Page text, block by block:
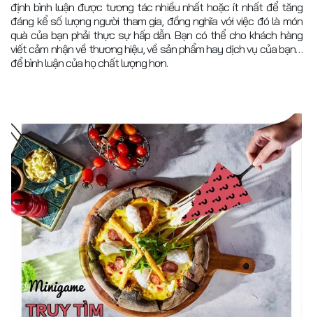
định bình luận được tương tác nhiều nhất hoặc ít nhất để tăng
đáng kể số lượng người tham gia, đồng nghĩa với việc đó là món
quà của bạn phải thực sự hấp dẫn. Bạn có thể cho khách hàng
viết cảm nhận về thương hiệu, về sản phẩm hay dịch vụ của bạn…
để bình luận của họ chất lượng hơn.